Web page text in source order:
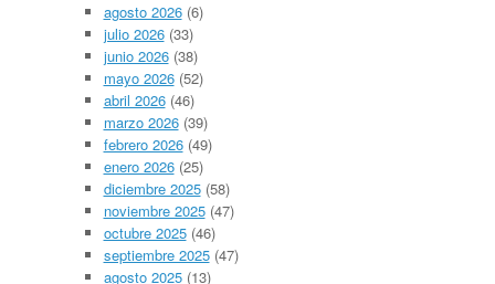
agosto 2026(6)
julio 2026(33)
junio 2026(38)
mayo 2026(52)
abril 2026(46)
marzo 2026(39)
febrero 2026(49)
enero 2026(25)
diciembre 2025(58)
noviembre 2025(47)
octubre 2025(46)
septiembre 2025(47)
agosto 2025(13)